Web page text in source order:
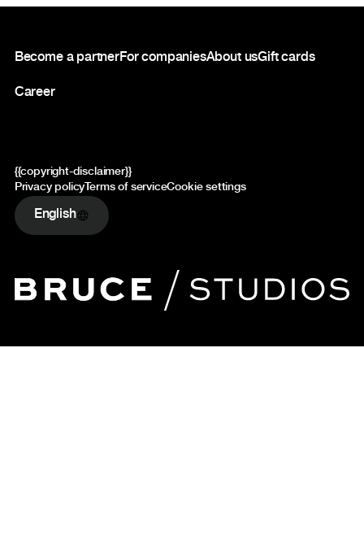
Become a partnerFor companiesAbout usGift cards
Career
{{copyright-disclaimer}}
Privacy policy Terms of serviceCookie settings
English